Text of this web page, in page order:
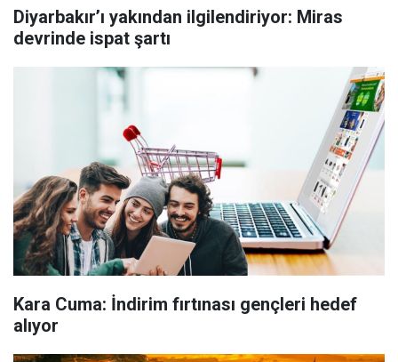
Diyarbakır’ı yakından ilgilendiriyor: Miras
devrinde ispat şartı
Kara Cuma: İndirim fırtınası gençleri hedef
alıyor